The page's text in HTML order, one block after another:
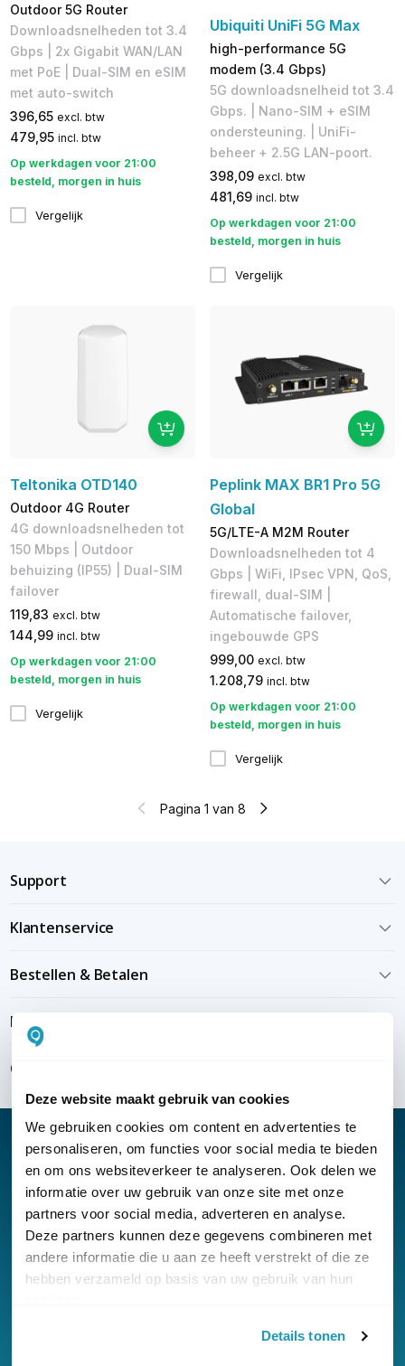
Deze website maakt gebruik van cookies
We gebruiken cookies om content en advertenties te
personaliseren, om functies voor social media te bieden
en om ons websiteverkeer te analyseren. Ook delen we
informatie over uw gebruik van onze site met onze
partners voor social media, adverteren en analyse.
Deze partners kunnen deze gegevens combineren met
andere informatie die u aan ze heeft verstrekt of die ze
hebben verzameld op basis van uw gebruik van hun
Details tonen
Outdoor 5G Router
Downloadsnelheden tot 3.4
Gbps | 2x Gigabit WAN/LAN
met PoE | Dual-SIM en eSIM
met auto-switch
396,65 excl. btw
479,95 incl. btw
Op werkdagen voor 21:00
besteld, morgen in huis
Vergelijk
Ubiquiti UniFi 5G Max
high-performance 5G
modem (3.4 Gbps)
5G downloadsnelheid tot 3.4
Gbps. | Nano-SIM + eSIM
ondersteuning. | UniFi-
beheer + 2.5G LAN-poort.
398,09 excl. btw
481,69 incl. btw
Op werkdagen voor 21:00
besteld, morgen in huis
Vergelijk
Teltonika OTD140
Outdoor 4G Router
4G downloadsnelheden tot
150 Mbps | Outdoor
behuizing (IP55) | Dual-SIM
failover
119,83 excl. btw
144,99 incl. btw
Op werkdagen voor 21:00
besteld, morgen in huis
Vergelijk
Peplink MAX BR1 Pro 5G
Global
5G/LTE-A M2M Router
Downloadsnelheden tot 4
Gbps​ | WiFi, IPsec VPN, QoS,
firewall, dual-SIM |
Automatische failover,
ingebouwde GPS
999,00 excl. btw
1.208,79 incl. btw
Op werkdagen voor 21:00
besteld, morgen in huis
Vergelijk
Pagina 1 van 8
Support
Klantenservice
Bestellen & Betalen
Bezorgen & installeren
Over KommaGo
Nieuwsbrief
Klantenservice